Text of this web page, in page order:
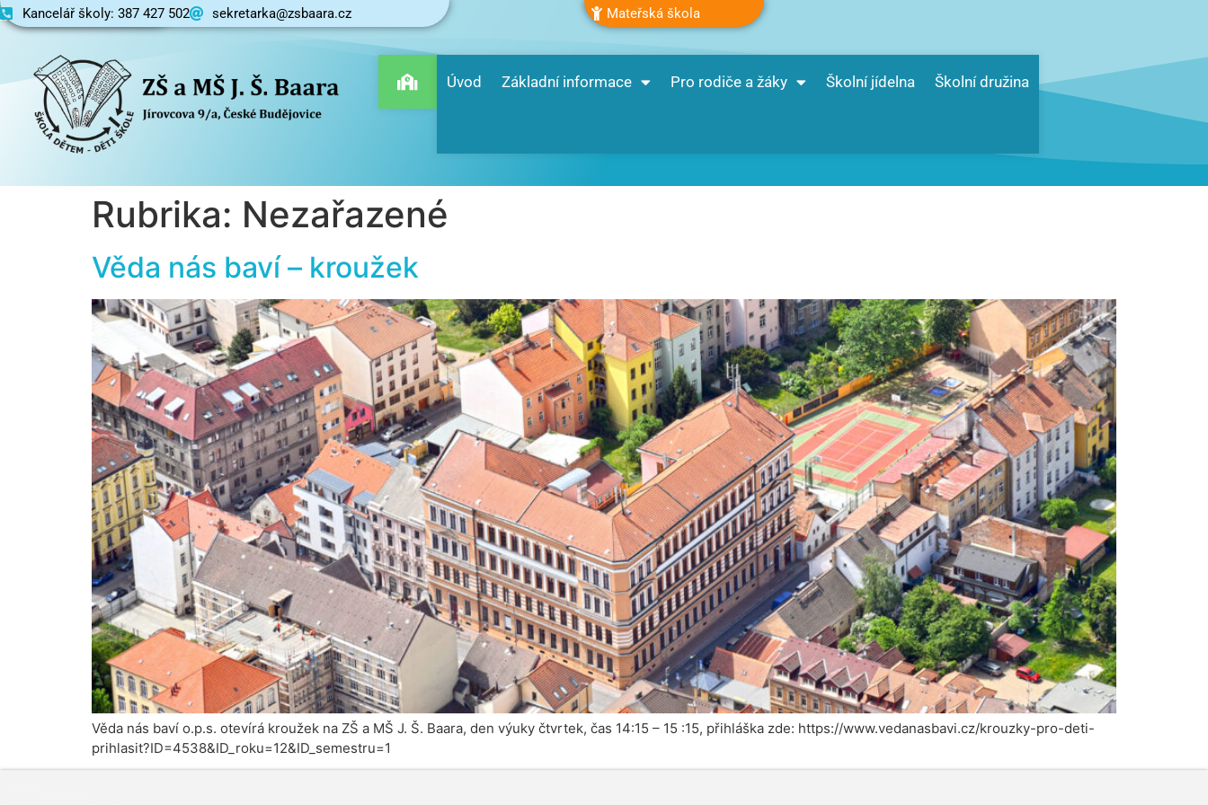
contentKancelář školy: 387 427 502 sekretarka@zsbaara.cz Mateřská škola
Základní škola
Úvod Základní informace Pro rodiče a žáky Školní jídelna Školní družina
Rubrika: Nezařazené
Věda nás baví – kroužek
Věda nás baví o.p.s. otevírá kroužek na ZŠ a MŠ J. Š. Baara, den výuky čtvrtek, čas 14:15 – 15 :15, přihláška zde: https://www.vedanasbavi.cz/krouzky-pro-deti-
prihlasit?ID=4538&ID_roku=12&ID_semestru=1